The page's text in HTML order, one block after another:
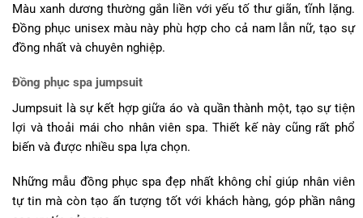
Màu xanh dương thường gắn liền với yếu tố thư giãn, tĩnh lặng.
Đồng phục unisex màu này phù hợp cho cả nam lẫn nữ, tạo sự
đồng nhất và chuyên nghiệp.
Đồng phục spa jumpsuit
Jumpsuit là sự kết hợp giữa áo và quần thành một, tạo sự tiện
lợi và thoải mái cho nhân viên spa. Thiết kế này cũng rất phổ
biến và được nhiều spa lựa chọn.
Những mẫu đồng phục spa đẹp nhất không chỉ giúp nhân viên
tự tin mà còn tạo ấn tượng tốt với khách hàng, góp phần nâng